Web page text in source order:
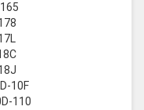
10F
110